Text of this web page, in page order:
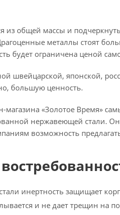
из общей массы и
металлы стоят
будет ограничена ценой
швейцарской, японской,
большую ценность.
магазина «Золотое Время»
нержавеющей стали.
возможность
инертность защищает
и не дает трещин на